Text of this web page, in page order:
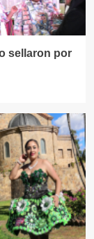
sellaron por